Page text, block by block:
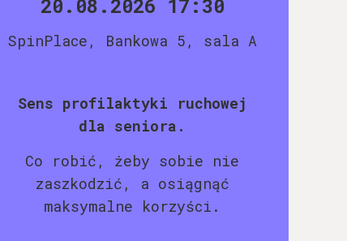
20.08.2026 17:30
SpinPlace, Bankowa 5, sala A
Sens profilaktyki ruchowej
dla seniora.
Co robić, żeby sobie nie
zaszkodzić, a osiągnąć
maksymalne korzyści.